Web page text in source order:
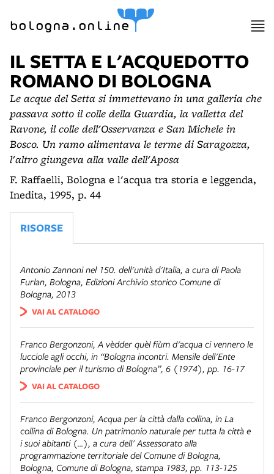
bologna.online
IL SETTA E L'ACQUEDOTTO
ROMANO DI BOLOGNA
Le acque del Setta si immettevano in una galleria che
passava sotto il colle della Guardia, la valletta del
Ravone, il colle dell'Osservanza e San Michele in
Bosco. Un ramo alimentava le terme di Saragozza,
l'altro giungeva alla valle dell'Aposa
F. Raffaelli, Bologna e l'acqua tra storia e leggenda,
Inedita, 1995, p. 44
RISORSE
Antonio Zannoni nel 150. dell'unità d'Italia, a cura di Paola
Furlan, Bologna, Edizioni Archivio storico Comune di
Bologna, 2013
VAI AL CATALOGO
Franco Bergonzoni,A vèdder quèl fiùm d'acqua ci vennero le
lucciole agli occhi, in “Bologna incontri. Mensile dell'Ente
provinciale per il turismo di Bologna”, 6 (1974), pp. 16-17
VAI AL CATALOGO
Franco Bergonzoni,Acqua per la città dalla collina, in La
collina di Bologna. Un patrimonio naturale per tutta la città e
i suoi abitanti (…), a cura dell' Assessorato alla
programmazione territoriale del Comune di Bologna,
Bologna, Comune di Bologna, stampa 1983, pp. 113-125